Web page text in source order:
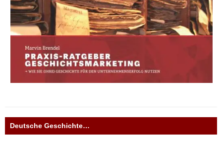
Deutsche Geschichte…